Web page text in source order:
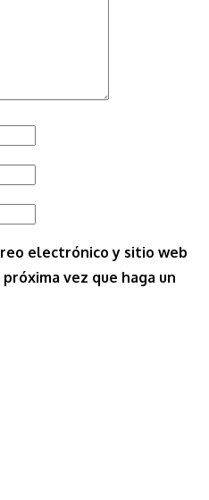
electrónico y sitio web
vez que haga un